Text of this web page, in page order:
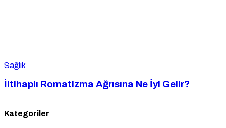
Sağlık
İltihaplı Romatizma Ağrısına Ne İyi Gelir?
Kategoriler